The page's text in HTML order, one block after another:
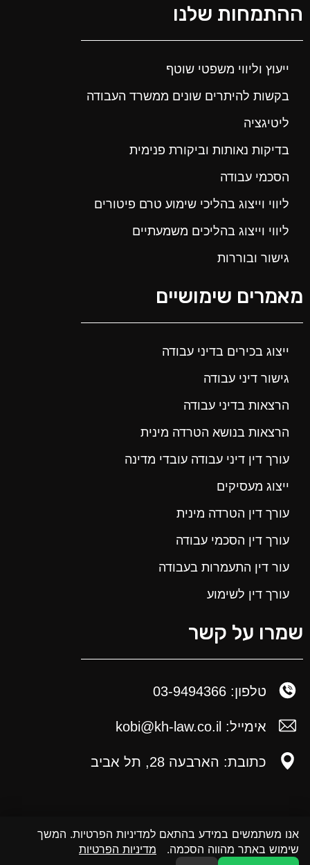
ההתמחות שלנו
ייעוץ וליווי משפטי שוטף
בקשות להיתרים שונים ממשרד העבודה
ליטיגציה
בדיקות נאותות וביקורת פנימית
הסכמי עבודה
ליווי וייצוג בהליכי שימוע טרם פיטורים
ליווי וייצוג בהליכים משמעתיים
גישור ובוררות
מאמרים שימושיים
ייצוג בכירים בדיני עבודה
גישור דיני עבודה
הרצאות בדיני עבודה
הרצאות בנושא הטרדה מינית
עורך דין דיני עבודה עובדי מדינה
ייצוג מעסיקים
עורך דין הטרדה מינית
עורך דין הסכמי עבודה
עור דין התעמרות בעבודה
עורך דין לשימוע
שמרו על קשר
טלפון: 03-9494366
אימייל: kobi@kh-law.co.il
כתובת: הארבעה 28, תל אביב
אנו משתמשים במידע בהתאם למדיניות הפרטיות. המשך
שימוש באתר מהווה הסכמה. מדיניות הפרטיות